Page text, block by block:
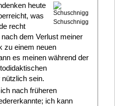
Schuschnigg
heute
was
recht
dem Verlust meiner
zu einem neuen
es meinen während der
sein.
nach früheren
ich kann